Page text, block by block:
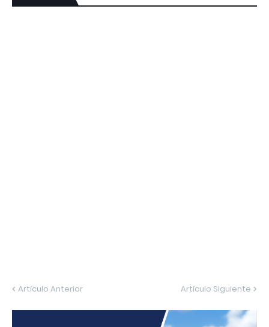
Artículo Anterior Artículo Siguiente